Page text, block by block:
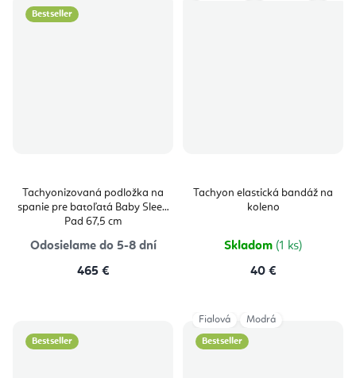
Bestseller
Tachyonizovaná podložka na
spanie pre batoľatá Baby Sleep
Pad 67,5 cm
Odosielame do 5-8 dní
465 €
Tachyon elastická bandáž na
koleno
Skladom (1 ks)
40 €
Bestseller Bestseller
Fialová Modrá